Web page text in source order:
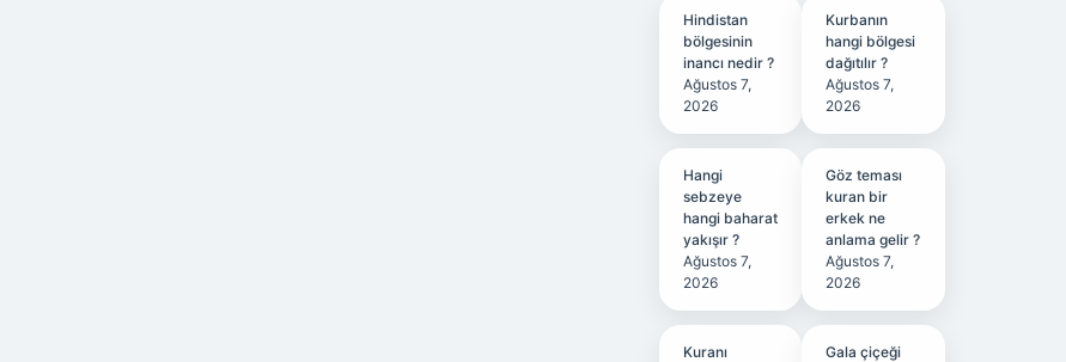
Hindistan
bölgesinin
inancı nedir ?
Ağustos 7,
2026
Kurbanın
hangi bölgesi
dağıtılır ?
Ağustos 7,
2026
Hangi
sebzeye
hangi baharat
yakışır ?
Ağustos 7,
2026
Göz teması
kuran bir
erkek ne
anlama gelir ?
Ağustos 7,
2026
Kuranı
Gala çiçeği